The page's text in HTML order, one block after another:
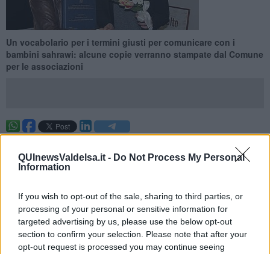
QUInewsValdelsa.it - Do Not Process My Personal
Information
If you wish to opt-out of the sale, sharing to third parties, or
processing of your personal or sensitive information for
targeted advertising by us, please use the below opt-out
section to confirm your selection. Please note that after your
opt-out request is processed you may continue seeing
Un vocabolario per i termini giusti per comunicare con i
bambini sahrawi: alcune copie verranno stampate dal Comune
per le associazioni
i bambini sahrawi durante la loro permanenza a Certaldo e che è
stata discussa nei giorni scorsi, all'Università per Stranieri di Siena,
Linguistica e Culturale” con un lavoro dal titolo “Frasario italiano -
arabo per l'accoglienza dei bambini sahrawi a Certaldo”.
Con la sua tesi, Linda Rosi ha creato una raccolta di frasi utili alla
comunicazione per accogliere e gestire i bambini e gli
accompagnatori del Sahrawi. Un testo strutturato, non a caso, in